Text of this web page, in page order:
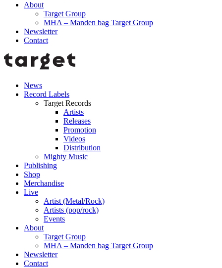
About
Target Group
MHA – Manden bag Target Group
Newsletter
Contact
News
Record Labels
Target Records
Artists
Releases
Promotion
Videos
Distribution
Mighty Music
Publishing
Shop
Merchandise
Live
Artist (Metal/Rock)
Artists (pop/rock)
Events
About
Target Group
MHA – Manden bag Target Group
Newsletter
Contact